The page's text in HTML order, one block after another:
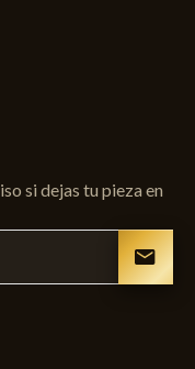
si dejas tu pieza en